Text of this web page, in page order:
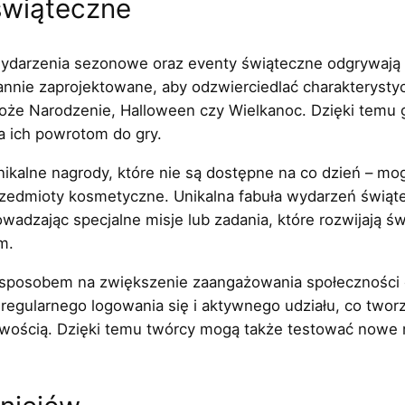
sezonowe oraz eventy świąteczne
zaprojektowane, aby odzwierciedlać
Narodzenie, Halloween czy Wielkanoc. Dzięki
ich powrotom do gry.
nagrody, które nie są dostępne na co dzień –
kosmetyczne. Unikalna fabuła wydarzeń
specjalne misje lub zadania, które rozwijają
na zwiększenie zaangażowania
logowania się i aktywnego udziału, co
Dzięki temu twórcy mogą także testować nowe